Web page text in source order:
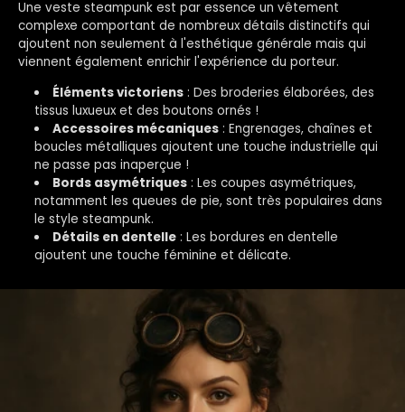
Une veste steampunk est par essence un vêtement
complexe comportant de nombreux détails distinctifs qui
ajoutent non seulement à l'esthétique générale mais qui
viennent également enrichir l'expérience du porteur.
Éléments victoriens: Des broderies élaborées, des
tissus luxueux et des boutons ornés !
Accessoires mécaniques: Engrenages, chaînes et
boucles métalliques ajoutent une touche industrielle qui
ne passe pas inaperçue !
Bords asymétriques: Les coupes asymétriques,
notamment les queues de pie, sont très populaires dans
le style steampunk.
Détails en dentelle: Les bordures en dentelle
ajoutent une touche féminine et délicate.